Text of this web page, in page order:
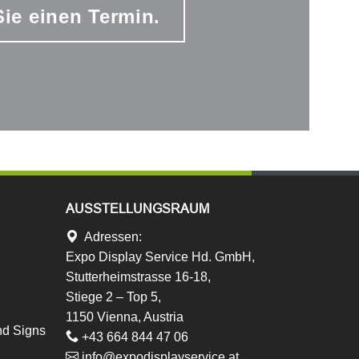
einen Termin.
Signs
AUSSTELLUNGSRAUM
Adressen:
Expo Display Service Hd. GmbH,
Stutterheimstrasse 16-18,
Stiege 2 – Top 5,
1150 Vienna, Austria
+43 664 844 47 06